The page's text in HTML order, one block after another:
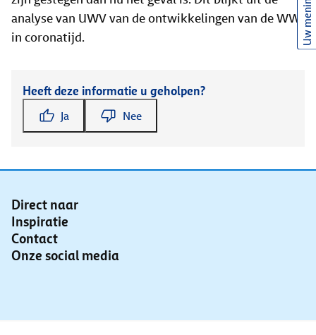
analyse van UWV van de ontwikkelingen van de WW
in coronatijd.
Heeft deze informatie u geholpen?
Ja Nee
Direct naar
Inspiratie
Contact
Onze social media
Uw mening